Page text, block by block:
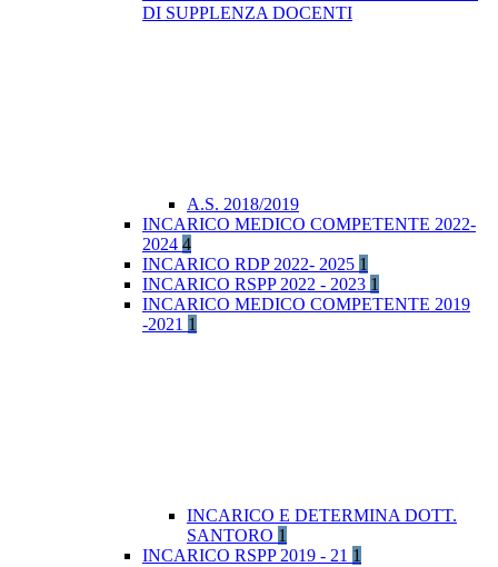
DI SUPPLENZA DOCENTI
A.S. 2018/2019
INCARICO MEDICO COMPETENTE 2022-
2024 4
INCARICO RDP 2022- 2025 1
INCARICO RSPP 2022 - 2023 1
INCARICO MEDICO COMPETENTE 2019
-2021 1
INCARICO E DETERMINA DOTT.
SANTORO 1
INCARICO RSPP 2019 - 21 1